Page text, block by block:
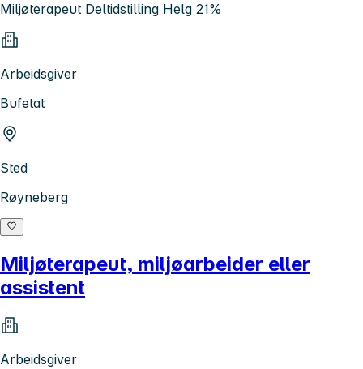
Miljøterapeut Deltidstilling Helg 21%
Arbeidsgiver
Bufetat
Sted
Røyneberg
Miljøterapeut, miljøarbeider eller
assistent
Arbeidsgiver